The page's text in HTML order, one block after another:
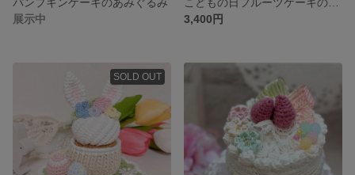
展示中
3,400円
SOLD OUT